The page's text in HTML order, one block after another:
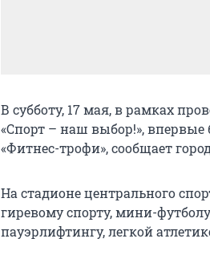
В субботу, 17 мая, в рамках
«Спорт – наш выбор!», впервые
«Фитнес-трофи», сообщает
На стадионе центрального
гиревому спорту, мини-
пауэрлифтингу, легкой